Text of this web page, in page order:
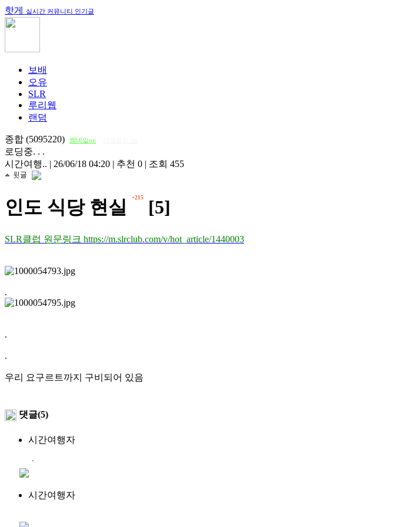
핫게 실시간 커뮤니티 인기글
보배
오유
SLR
루리웹
랜덤
종합 (5095220) 썸네일on
로딩중. . .
시간여행.. | 26/06/18 04:20 | 추천 0 | 조회 455
인도 식당 현실 +215 [5]
SLR클럽 원문링크 https://m.slrclub.com/v/hot_article/1440003
.
.
.
우리 요구르트까지 구비되어 있음
댓글(5)
시간여행자
ㆍ
시간여행자